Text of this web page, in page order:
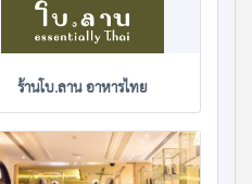
ร้านโบ.ลาน อาหารไทย